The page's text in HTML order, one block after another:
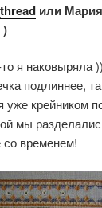
или
)
я наковыряла
подлиннее,
уже крейником
мы
со временем!